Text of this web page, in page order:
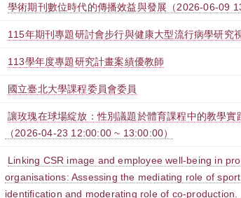
學術期刊數位時代的傳播效益與發展（2026-06-09
115年期刊專題研討會步行與健康大型流行病學研究
113學年度專題研究計畫案績優教師
國立臺北大學課程委員會委員
讓玫瑰在球場綻放：性別議題於體育課程中的教學實
（2026-04-23 12:00:00 ~ 13:00:00）
Linking CSR image and employee well-being in
organisations: Assessing the mediating role of
identification and moderating role of co-production.